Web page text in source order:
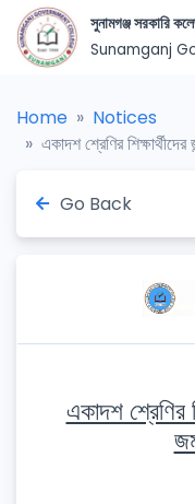
সুনামগঞ্জ সরকারি
Sunamganj
Home
Notices
একাদশ শ্রেণির
Go Back
একাদশ শ্রেণির